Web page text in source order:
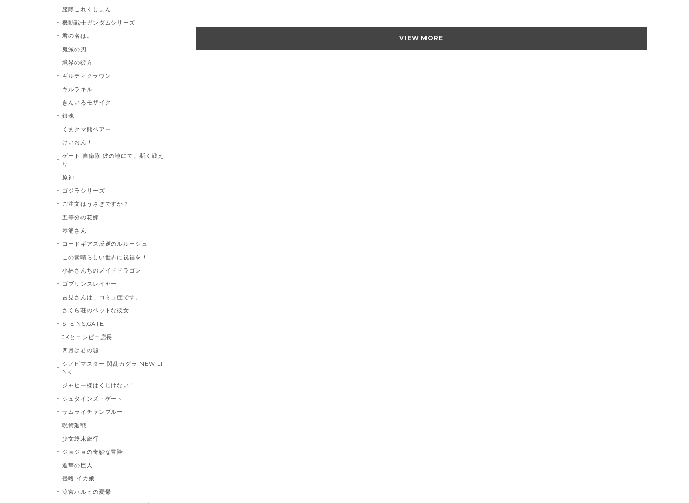
VIEW MORE
艦隊これくしょん
機動戦士ガンダムシリーズ
君の名は。
鬼滅の刃
境界の彼方
ギルティクラウン
キルラキル
きんいろモザイク
銀魂
くまクマ熊ベアー
けいおん！
ゲート 自衛隊 彼の地にて、斯く戦え
り
原神
ゴジラシリーズ
ご注文はうさぎですか？
五等分の花嫁
琴浦さん
コードギアス反逆のルルーシュ
この素晴らしい世界に祝福を！
小林さんちのメイドドラゴン
ゴブリンスレイヤー
古見さんは、コミュ症です。
さくら荘のペットな彼女
STEINS;GATE
JKとコンビニ店長
四月は君の嘘
シノビマスター 閃乱カグラ NEW LI
NK
ジャヒー様はくじけない！
シュタインズ・ゲート
サムライチャンプルー
呪術廻戦
少女終末旅行
ジョジョの奇妙な冒険
進撃の巨人
侵略!イカ娘
涼宮ハルヒの憂鬱